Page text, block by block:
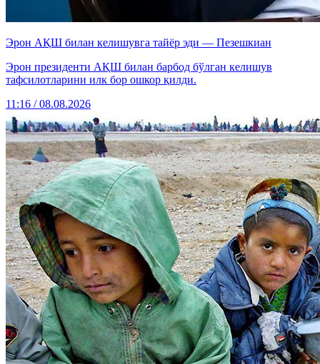
Эрон АҚШ билан келишувга тайёр эди — Пезешкиан
Эрон президенти АҚШ билан барбод бўлган келишув
тафсилотларини илк бор ошкор қилди.
11:16 / 08.08.2026